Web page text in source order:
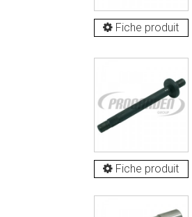
Fiche produit
Fiche produit